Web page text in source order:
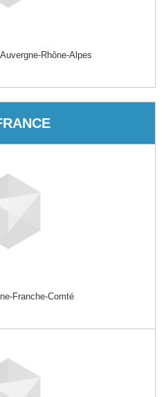
Rhône-Alpes
Franche-Comté